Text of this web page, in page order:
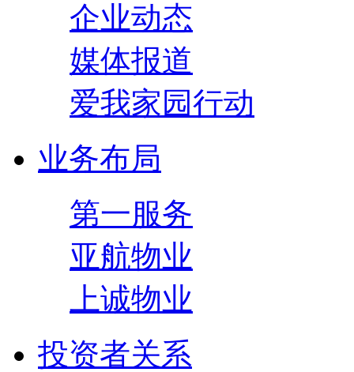
企业动态
媒体报道
爱我家园行动
业务布局
第一服务
亚航物业
上诚物业
投资者关系